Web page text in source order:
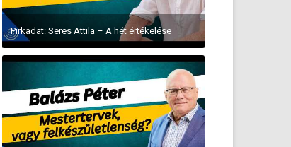
Pirkadat: Seres Attila – A hét értékelése